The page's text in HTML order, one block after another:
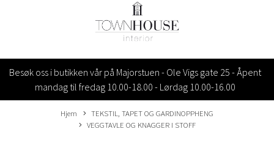
Besøk oss i butikken vår på Majorstuen - Ole Vigs gate 25 - Åpent
mandag til fredag 10.00-18.00 - Lørdag 10.00-16.00
Hjem
TEKSTIL, TAPET OG GARDINOPPHENG
VEGGTAVLE OG KNAGGER I STOFF